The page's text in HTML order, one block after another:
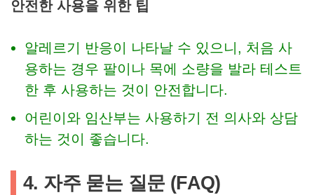
안전한 사용을 위한 팁
알레르기 반응이 나타날 수 있으니, 처음 사
용하는 경우 팔이나 목에 소량을 발라 테스트
한 후 사용하는 것이 안전합니다.
어린이와 임산부는 사용하기 전 의사와 상담
하는 것이 좋습니다.
4. 자주 묻는 질문 (FAQ)